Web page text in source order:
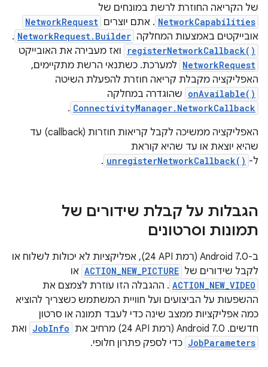
של הקריאה החוזרת לרשת במונחים של
NetworkCapabilities . אתם יוצרים NetworkRequest
אובייקטים באמצעות המחלקה NetworkRequest.Builder
.
registerNetworkCallback() ואז מעבירה את האובייקט
NetworkRequest למערכת. כשתנאי הרשת מתקיימים,
האפליקציה מקבלת קריאה חוזרת להפעלת השיטה
onAvailable() שהוגדרה במחלקה
ConnectivityManager.NetworkCallback
.
האפליקציה ממשיכה לקבל קריאות חוזרות (callback) עד
שהיא יוצאת או עד שהיא קוראת
ל- unregisterNetworkCallback()
.
הגבלות על קבלת שידורים של
תמונות וסרטונים
ב-Android 7.0 (רמת API‏ 24), אפליקציות לא יכולות לשלוח או
לקבל שידורים של ACTION_NEW_PICTURE או
ACTION_NEW_VIDEO . ההגבלה הזו עוזרת לצמצם את
ההשפעות על הביצועים ועל חוויית המשתמש כשצריך להוציא
כמה אפליקציות ממצב שינה כדי לעבד תמונה או סרטון
חדשים. ‫Android 7.0 (רמת API ‏24) מרחיב את
JobInfo ואת
JobParameters כדי לספק פתרון חלופי.